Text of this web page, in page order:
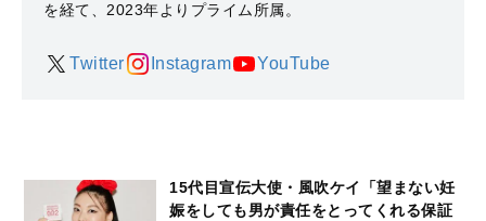
を経て、2023年よりプライム所属。
Twitter Instagram YouTube
15代目宣伝大使・風吹ケイ「望まない妊
娠をしても男が責任をとってくれる保証